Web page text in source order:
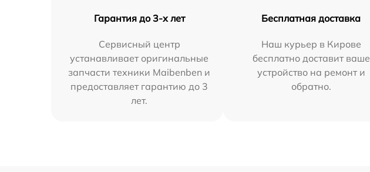
Гарантия до 3-х лет
Сервисный центр
устанавливает оригинальные
запчасти техники Maibenben и
предоставляет гарантию до 3
лет.
Бесплатная доставка
Наш курьер в Кирове
бесплатно доставит ваше
устройство на ремонт и
обратно.